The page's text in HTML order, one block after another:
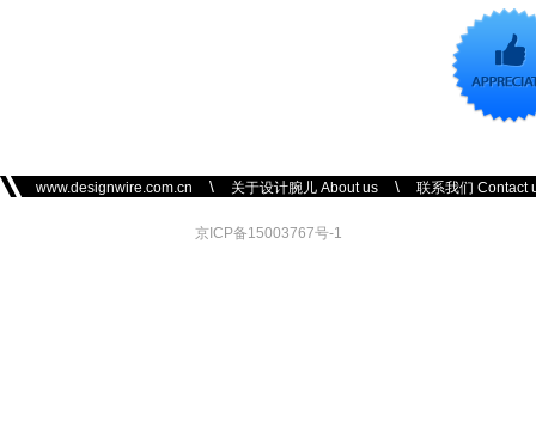
www.designwire.com.cn \ 关于设计腕儿 About us \ 联系我们 Contact
京ICP备15003767号-1